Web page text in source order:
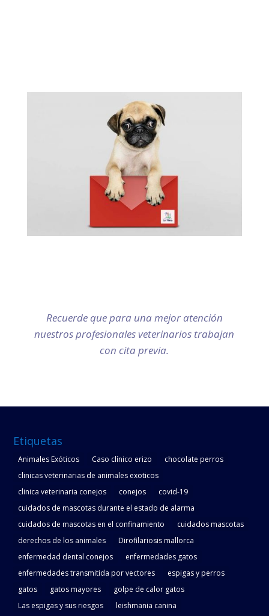
Recuerde que para una mejor atención
nuestros profesionales veterinarios trabajan
con cita previa.
Etiquetas
Animales Exóticos Caso clínico erizo
chocolate perros
clinicas veterinarias de animales exoticos
clinica veterinaria conejos
conejos
covid-19
cuidados de mascotas durante el estado de alarma
cuidados de mascotas en el confinamiento
cuidados mascotas
derechos de los animales
Dirofilariosis mallorca
enfermedad dental conejos
enfermedades gatos
enfermedades transmitida por vectores
espigas y perros
gatos
gatos mayores
golpe de calor gatos
Las espigas y sus riesgos
leishmania canina